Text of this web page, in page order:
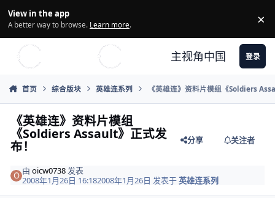
View in the app
A better way to browse. Learn more. ×
主视角中国 登录
首页 综合版块 英雄连系列 《英雄连》资料片模组《Soldiers
《英雄连》资料片模组
《Soldiers Assault》正式发
布！ 分享 关注者
由oicw0738 发表
2008年1月26日 16:182008年1月26日 发表于英雄连系列